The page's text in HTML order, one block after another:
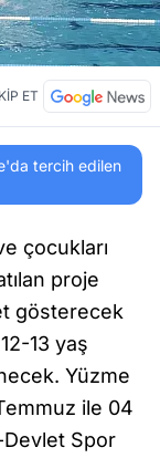
ET
tercih edilen
çocukları
proje
gösterecek
13 yaş
Yüzme
ile 04
Spor